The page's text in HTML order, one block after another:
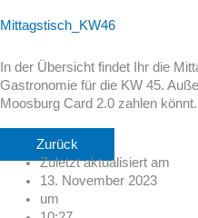
Mittagstisch_KW46
In der Übersicht findet Ihr die
Gastronomie für die KW 45.
Moosburg Card 2.0 zahlen
Zurück
Zuletzt aktualisiert am
13. November 2023
um